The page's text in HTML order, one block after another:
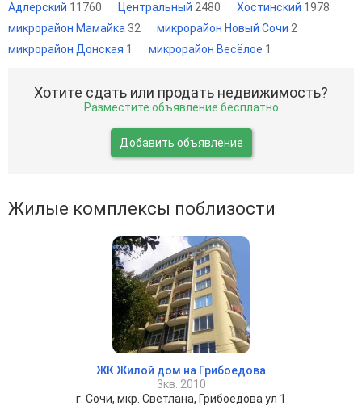
Адлерский 11760 Центральный 2480 Хостинский 1978
микрорайон Мамайка 32 микрорайон Новый Сочи 2
микрорайон Донская 1 микрорайон Весёлое 1
Хотите сдать или продать недвижимость?
Разместите объявление бесплатно
Добавить объявление
Жилые комплексы поблизости
ЖК Жилой дом на Грибоедова
3кв. 2010
г. Сочи, мкр. Светлана, Грибоедова ул 1